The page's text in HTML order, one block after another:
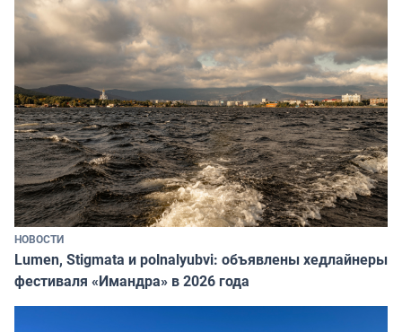
НОВОСТИ
Lumen, Stigmata и polnalyubvi: объявлены хедлайнеры
фестиваля «Имандра» в 2026 года